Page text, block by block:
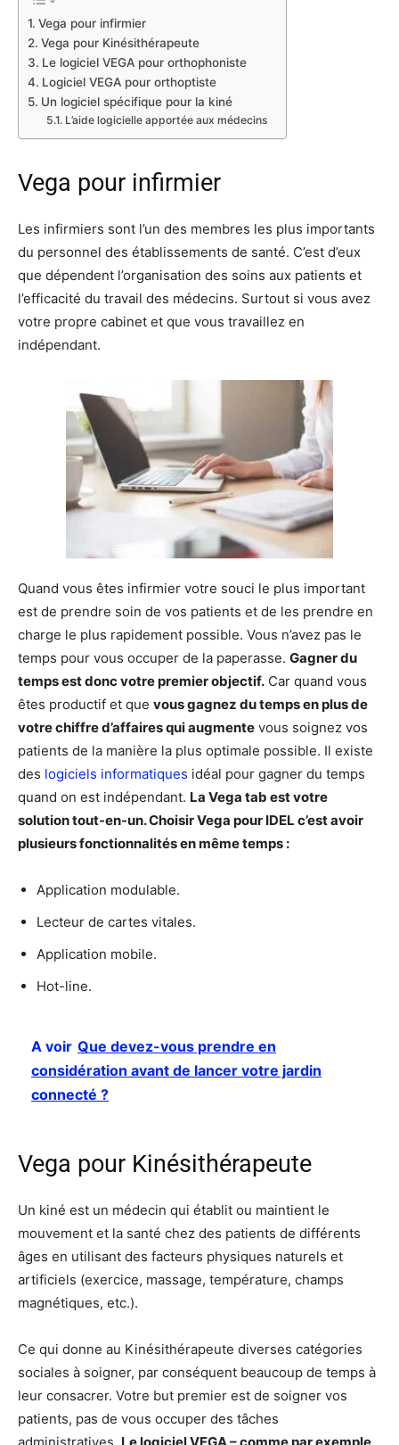
Vega pour infirmier
Vega pour Kinésithérapeute
Le logiciel VEGA pour orthophoniste
Logiciel VEGA pour orthoptiste
Un logiciel spécifique pour la kiné
L’aide logicielle apportée aux médecins
Vega pour infirmier
Les infirmiers sont l’un des membres les plus importants
du personnel des établissements de santé. C’est d’eux
que dépendent l’organisation des soins aux patients et
l’efficacité du travail des médecins. Surtout si vous avez
votre propre cabinet et que vous travaillez en
indépendant.
Quand vous êtes infirmier votre souci le plus important
est de prendre soin de vos patients et de les prendre en
charge le plus rapidement possible. Vous n’avez pas le
temps pour vous occuper de la paperasse. Gagner du
temps est donc votre premier objectif. Car quand vous
êtes productif et que vous gagnez du temps en plus de
votre chiffre d’affaires qui augmente vous soignez vos
patients de la manière la plus optimale possible. Il existe
des logiciels informatiques idéal pour gagner du temps
quand on est indépendant. La Vega tab est votre
solution tout-en-un. Choisir Vega pour IDEL c’est avoir
plusieurs fonctionnalités en même temps :
Application modulable.
Lecteur de cartes vitales.
Application mobile.
Hot-line.
A voir Que devez-vous prendre en
considération avant de lancer votre jardin
connecté ?
Vega pour Kinésithérapeute
Un kiné est un médecin qui établit ou maintient le
mouvement et la santé chez des patients de différents
âges en utilisant des facteurs physiques naturels et
artificiels (exercice, massage, température, champs
magnétiques, etc.).
Ce qui donne au Kinésithérapeute diverses catégories
sociales à soigner, par conséquent beaucoup de temps à
leur consacrer. Votre but premier est de soigner vos
patients, pas de vous occuper des tâches